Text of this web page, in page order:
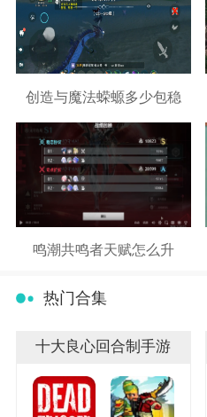
创造与魔法蝾螈多少包稳
鸣潮共鸣者天赋怎么升
热门合集
十大良心回合制手游